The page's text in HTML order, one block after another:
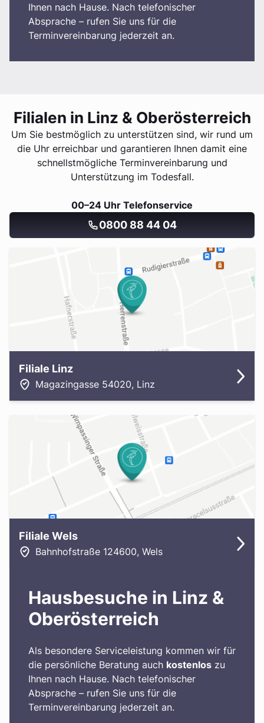
Ihnen nach Hause. Nach telefonischer
Absprache – rufen Sie uns für die
Terminvereinbarung jederzeit an.
Filialen in Linz & Oberösterreich
Um Sie bestmöglich zu unterstützen sind, wir rund um
die Uhr erreichbar und garantieren Ihnen damit eine
schnellstmögliche Terminvereinbarung und
Unterstützung im Todesfall.
00–24 Uhr Telefonservice
0800 88 44 04
Filiale Linz
Magazingasse 54020, Linz
Filiale Wels
Bahnhofstraße 124600, Wels
Hausbesuche in Linz &
Oberösterreich
Als besondere Serviceleistung kommen wir für
die persönliche Beratung auch kostenlos zu
Ihnen nach Hause. Nach telefonischer
Absprache – rufen Sie uns für die
Terminvereinbarung jederzeit an.